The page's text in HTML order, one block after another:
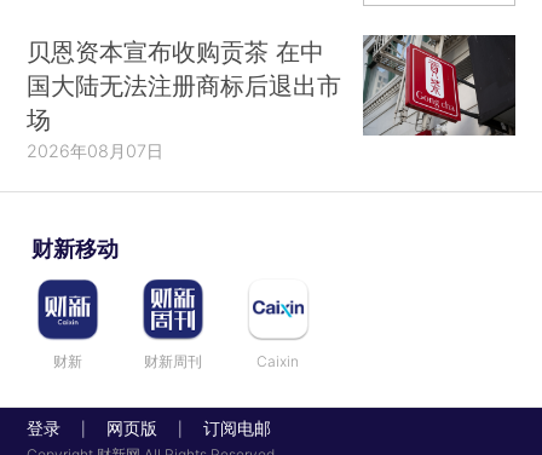
贝恩资本宣布收购贡茶 在中
国大陆无法注册商标后退出市
场
2026年08月07日
财新移动
财新 财新周刊 Caixin
登录 网页版 订阅电邮